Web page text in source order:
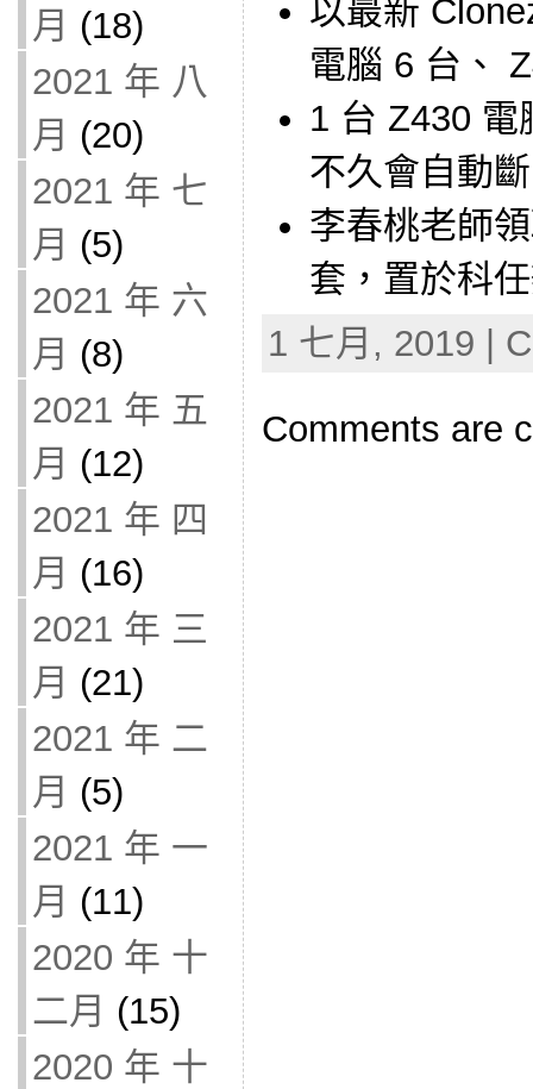
月 (18)
2021 年 八
月 (20)
2021 年 七
月 (5)
2021 年 六
月 (8)
2021 年 五
月 (12)
2021 年 四
月 (16)
2021 年 三
月 (21)
2021 年 二
月 (5)
2021 年 一
月 (11)
2020 年 十
二月 (15)
2020 年 十
以最新
電腦 6 台、
1 台 Z430 電
不久會自動
李春桃老師
套，置於科
1 七月, 2019 |
Comments are